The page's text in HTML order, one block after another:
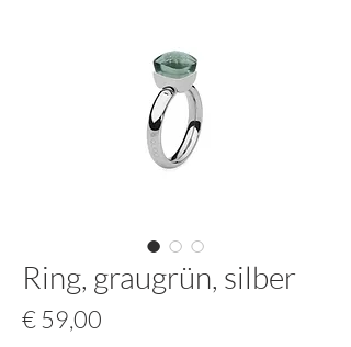
Ring, graugrün, silber
€ 59,00